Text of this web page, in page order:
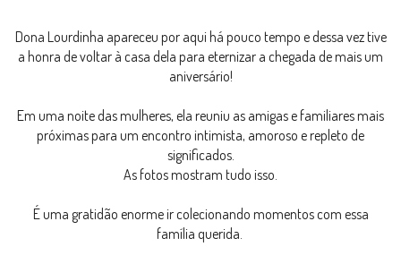
Dona Lourdinha apareceu por aqui há pouco tempo e dessa vez tive
a honra de voltar à casa dela para eternizar a chegada de mais um
aniversário!
Em uma noite das mulheres, ela reuniu as amigas e familiares mais
próximas para um encontro intimista, amoroso e repleto de
significados.
As fotos mostram tudo isso.
É uma gratidão enorme ir colecionando momentos com essa
família querida.